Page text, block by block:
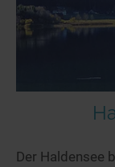
Der Haldensee